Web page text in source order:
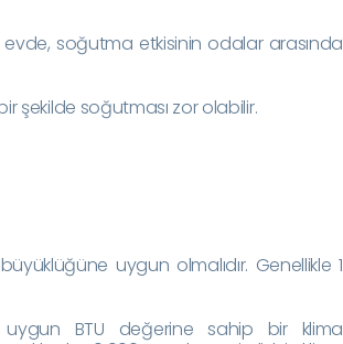
soğutma etkisinin odalar arasında
şekilde soğutması zor olabilir.
uygun olmalıdır. Genellikle 1
uygun BTU değerine sahip bir klima